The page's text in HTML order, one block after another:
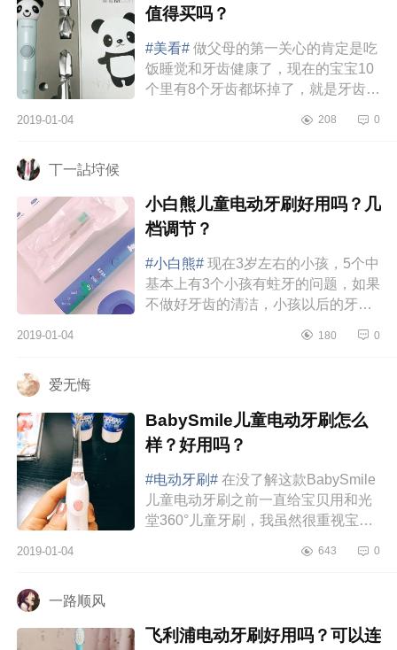
值得买吗？
#美看# 做父母的第一关心的肯定是吃
饭睡觉和牙齿健康了，现在的宝宝10
个里有8个牙齿都坏掉了，就是牙齿清
子我就上网各种找电动牙刷，对...
2019-01-04 208 0
丅一詀垨候
小白熊儿童电动牙刷好用吗？几
档调节？
#小白熊# 现在3岁左右的小孩，5个中
基本上有3个小孩有蛀牙的问题，如果
不做好牙齿的清洁，小孩以后的牙齿
出，牙黄，牙黑等等问题。都说爱...
2019-01-04 180 0
爱无悔
BabySmile儿童电动牙刷怎么
样？好用吗？
#电动牙刷# 在没了解这款BabySmile
儿童电动牙刷之前一直给宝贝用和光
堂360°儿童牙刷，我虽然很重视宝贝
他养成好的习惯。2岁开始他自己刷
2019-01-04 643 0
一路顺风
飞利浦电动牙刷好用吗？可以连